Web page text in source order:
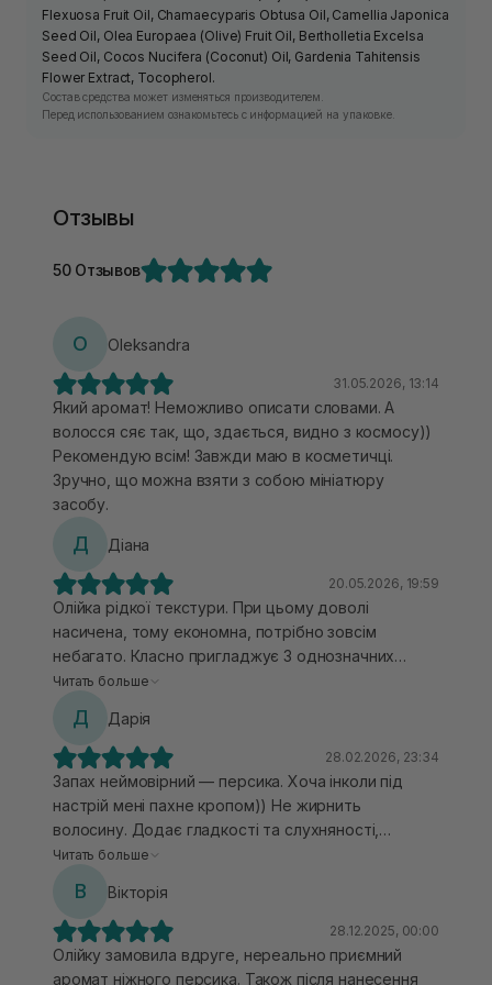
Flexuosa Fruit Oil, Chamaecyparis Obtusa Oil, Camellia Japonica
Seed Oil, Olea Europaea (Olive) Fruit Oil, Bertholletia Excelsa
Seed Oil, Cocos Nucifera (Coconut) Oil, Gardenia Tahitensis
Flower Extract, Tocopherol.
Состав средства может изменяться производителем.
Перед использованием ознакомьтесь с информацией на упаковке.
Отзывы
50 Отзывов
O Oleksandra
31.05.2026, 13:14
Який аромат! Неможливо описати словами. А
волосся сяє так, що, здається, видно з космосу))
Рекомендую всім! Завжди маю в косметичці.
Зручно, що можна взяти з собою мініатюру
засобу.
Д Діана
20.05.2026, 19:59
Олійка рідкої текстури. При цьому доволі
насичена, тому економна, потрібно зовсім
небагато. Класно пригладжує З однозначних
плюсів можливість взяти у міні-об'ємі 13 мл).+
10🫰❤️
Читать больше
Д Дарія
28.02.2026, 23:34
Запах неймовірний — персика. Хоча інколи під
настрій мені пахне кропом)) Не жирнить
волосину. Додає гладкості та слухняності,
пригладжує пухнастість. Можна наносити між
злипати волосся чи додавати жирності. Волосся
після неї блискуче і приємне, ще й аромат
тримається на волоссі. Інколи використовую в
парі з незмивною маскою цього ж бренду. Змішую
Читать больше
В Вікторія
28.12.2025, 00:00
Олійку замовила вдруге, нереально приємний
аромат ніжного персика. Також після нанесення